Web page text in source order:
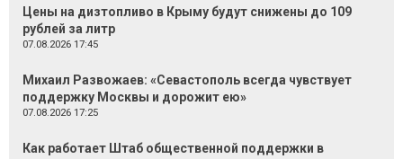
Цены на дизтопливо в Крыму будут снижены до 109
рублей за литр
07.08.2026 17:45
Михаил Развожаев: «Севастополь всегда чувствует
поддержку Москвы и дорожит ею»
07.08.2026 17:25
Как работает Штаб общественной поддержки в